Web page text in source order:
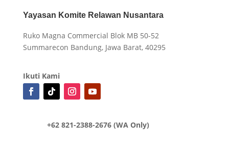
Yayasan Komite Relawan Nusantara
Ruko Magna Commercial Blok MB 50-52
Summarecon Bandung, Jawa Barat, 40295
Ikuti Kami
+62 821-2388-2676 (WA Only)